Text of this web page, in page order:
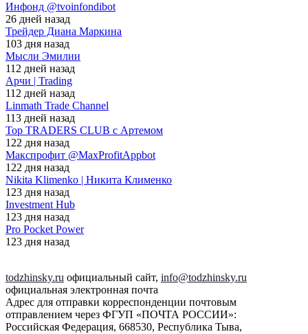
Инфонд @tvoinfondibot
26 дней назад
Трейдер Диана Маркина
103 дня назад
Мысли Эмилии
112 дней назад
Арчи | Trading
112 дней назад
Linmath Trade Channel
113 дней назад
Top TRADERS CLUB с Артемом
122 дня назад
Макспрофит @MaxProfitAppbot
122 дня назад
Nikita Klimenko | Никита Клименко
123 дня назад
Investment Hub
123 дня назад
Pro Pocket Power
123 дня назад
todzhinsky.ru официальный сайт, info@todzhinsky.ru
официальная электронная почта
Адрес для отправки корреспонденции почтовым
отправлением через ФГУП «ПОЧТА РОССИИ»:
Российская Федерация, 668530, Республика Тыва,